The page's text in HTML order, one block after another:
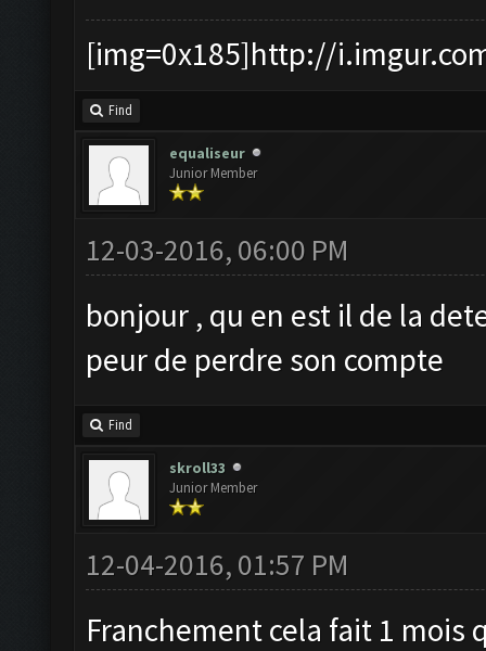
[img=0x185]http://
Find
equaliseur
Junior Member
12-03-2016, 06:00 PM
bonjour , qu en est il de la
peur de perdre son compte
Find
skroll33
Junior Member
12-04-2016, 01:57 PM
Franchement cela fait 1 mois